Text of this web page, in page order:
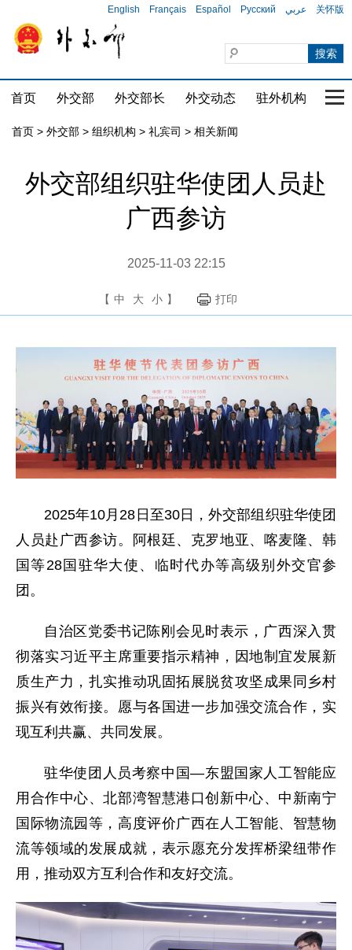
English Français Español Русский عربي 关怀版
首页 外交部 外交部长 外交动态 驻外机构 国
首页 > 外交部 > 组织机构 > 礼宾司 > 相关新闻
外交部组织驻华使团人员赴
广西参访
2025-11-03 22:15
【 中 大 小 】 打印
2025年10月28日至30日，外交部组织驻华使团
人员赴广西参访。阿根廷、克罗地亚、喀麦隆、韩
国等28国驻华大使、临时代办等高级别外交官参
团。
自治区党委书记陈刚会见时表示，广西深入贯
彻落实习近平主席重要指示精神，因地制宜发展新
质生产力，扎实推动巩固拓展脱贫攻坚成果同乡村
振兴有效衔接。愿与各国进一步加强交流合作，实
现互利共赢、共同发展。
驻华使团人员考察中国—东盟国家人工智能应
用合作中心、北部湾智慧港口创新中心、中新南宁
国际物流园等，高度评价广西在人工智能、智慧物
流等领域的发展成就，表示愿充分发挥桥梁纽带作
用，推动双方互利合作和友好交流。